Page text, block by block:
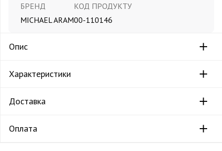
БРЕНД
MICHAEL ARAM
КОД ПРОДУКТУ
00-110146
Опис
Характеристики
Доставка
Оплата